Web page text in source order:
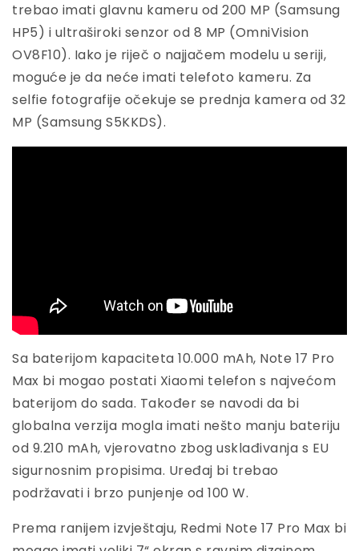
trebao imati glavnu kameru od 200 MP (Samsung
HP5) i ultraširoki senzor od 8 MP (OmniVision
OV8F10). Iako je riječ o najjačem modelu u seriji,
moguće je da neće imati telefoto kameru. Za
selfie fotografije očekuje se prednja kamera od 32
MP (Samsung S5KKDS).
Sa baterijom kapaciteta 10.000 mAh, Note 17 Pro
Max bi mogao postati Xiaomi telefon s najvećom
baterijom do sada. Također se navodi da bi
globalna verzija mogla imati nešto manju bateriju
od 9.210 mAh, vjerovatno zbog usklađivanja s EU
sigurnosnim propisima. Uređaj bi trebao
podržavati i brzo punjenje od 100 W.
Prema ranijem izvještaju, Redmi Note 17 Pro Max bi